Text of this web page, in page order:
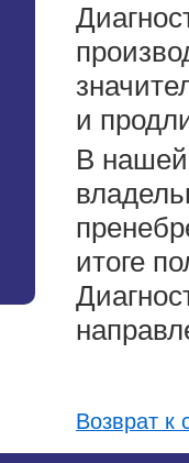
и
В нашей
итоге
Возврат к